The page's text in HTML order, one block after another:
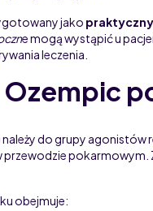
jako
e mogą wystąpić u
leczenia.
Ozempic
do grupy agonistów
przewodzie
obejmuje: